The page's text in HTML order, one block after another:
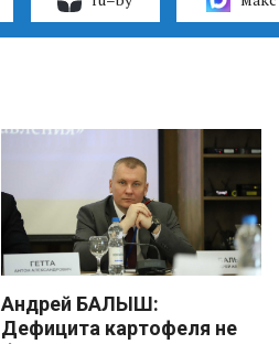
Андрей БАЛЫШ:
Дефицита картофеля не